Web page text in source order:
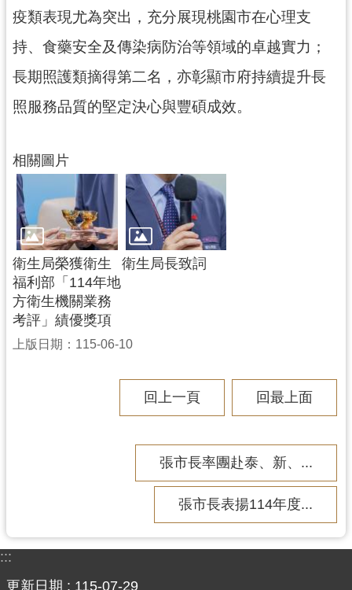
市
政
府
口
網
私
權
政
策
網
站
安
全
政
策
告
疫類表現尤為突出，充分展現桃園市在心理支
持、食藥安全及傳染病防治等領域的卓越實力；
長期照護類摘得第二名，亦彰顯市府持續提升長
照服務品質的堅定決心與豐碩成效。
相關圖片
衛生局榮獲衛生
福利部「114年地
方衛生機關業務
考評」績優獎項
衛生局長致詞
上版日期：115-06-10
回上一頁 回最上面
張市長率團赴泰、新、...
張市長表揚114年度...
:::
更新日期
115-07-29